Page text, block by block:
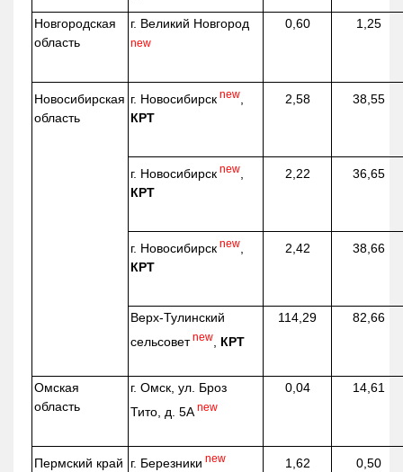
Новгородская
область
г. Великий Новгород
new
0,60 1,25
Новосибирская
область
г. Новосибирск new
КРТ
2,58 38,55
г. Новосибирск new
КРТ
2,22 36,65
г. Новосибирск new
КРТ
2,42 38,66
Верх-Тулинский
сельсовет new КРТ
114,29 82,66
Омская
область
г. Омск, ул. Броз
Тито, д. 5А new
0,04 14,61
Пермский край г. Березники new 1,62 0,50